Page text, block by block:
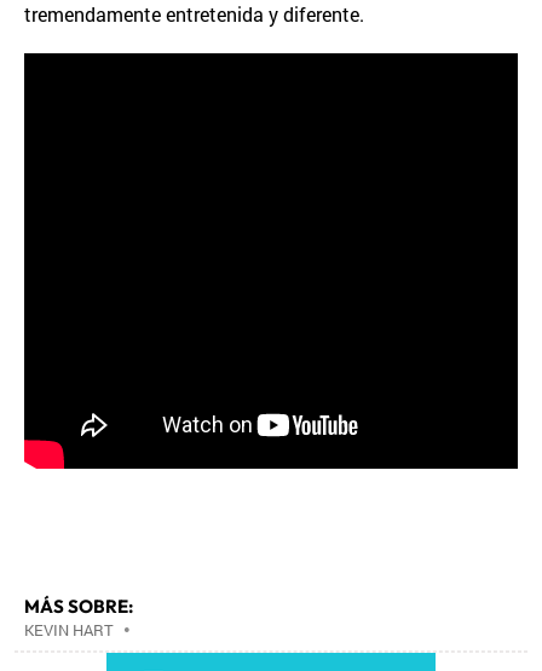
tremendamente entretenida y diferente.
MÁS SOBRE:
KEVIN HART •